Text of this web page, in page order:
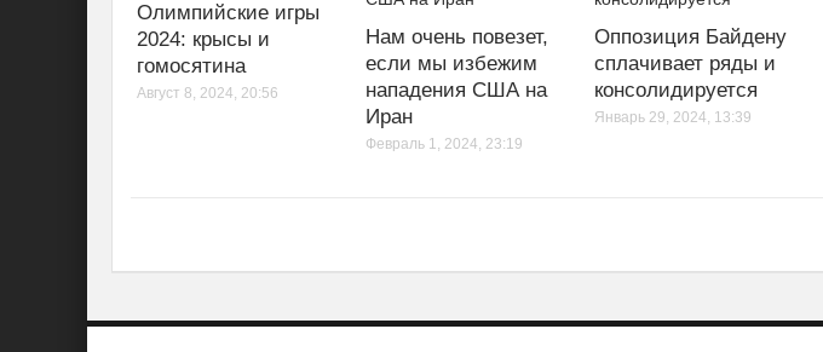
Олимпийские игры
2024: крысы и
гомосятина
Август 8, 2024, 20:56
Нам очень повезет,
если мы избежим
нападения США на
Иран
Февраль 1, 2024, 23:19
Оппозиция Байдену
сплачивает ряды и
консолидируется
Январь 29, 2024, 13:39